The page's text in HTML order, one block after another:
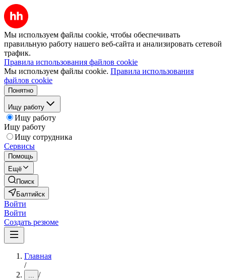
Мы используем файлы cookie, чтобы обеспечивать
правильную работу нашего веб-сайта и анализировать сетевой
трафик.
Правила использования файлов cookie
Мы используем файлы cookie. Правила использования
файлов cookie
Понятно
Ищу работу
Ищу работу
Ищу работу
Ищу сотрудника
Сервисы
Помощь
Ещё
Поиск
Балтийск
Войти
Войти
Создать резюме
Главная
/
... /